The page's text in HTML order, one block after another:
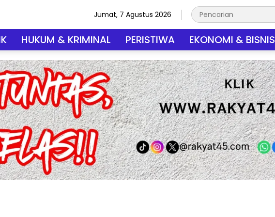
Jumat, 7 Agustus 2026
HUKUM & KRIMINAL PERISTIWA EKONOMI & BISNIS